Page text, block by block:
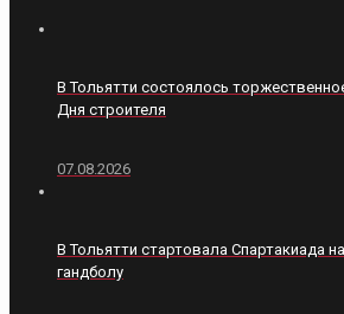
В Тольятти состоялось
Дня строителя
07.08.2026
В Тольятти стартовала Спартакиада
гандболу